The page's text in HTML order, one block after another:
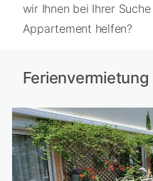
wir Ihnen bei Ihrer
Appartement helfen?